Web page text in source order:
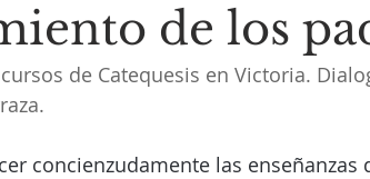
de los
de Catequesis en Victoria.
concienzudamente las enseñanzas